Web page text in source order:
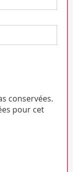
conservées.
pour cet